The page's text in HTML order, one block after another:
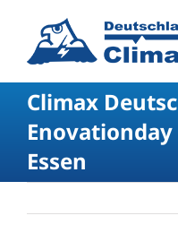
Climax
Enovationday
Essen